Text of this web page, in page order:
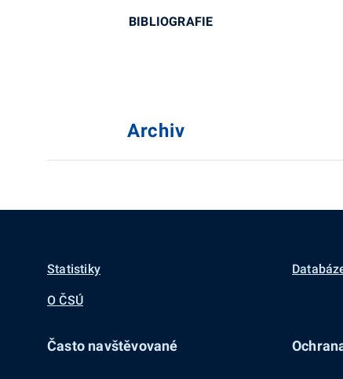
BIBLIOGRAFIE
Archiv
Statistiky
O ČSÚ
Často navštěvované